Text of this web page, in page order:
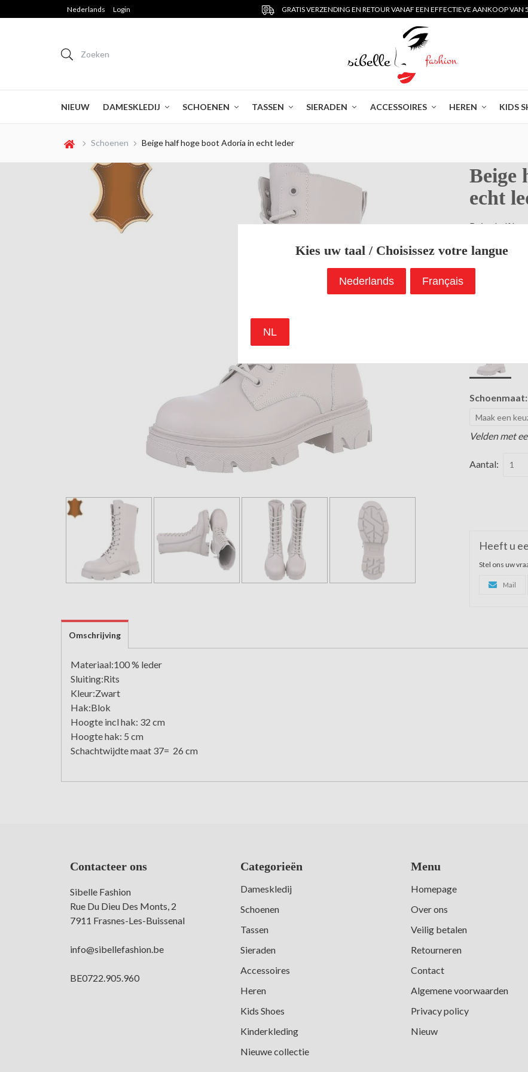
Nederlands Login GRATIS VERZENDING EN RETOUR VANAF EEN EFFECTIEVE AANKOOP VAN
Zoeken
NIEUW DAMESKLEDIJ SCHOENEN TASSEN SIERADEN ACCESSOIRES HEREN KIDS
Schoenen Beige half hoge boot Adoria in echt leder
Beige
echt
Beige half
€ 75,00
€ 60,00
Prijs per paar
Schoenmaat:
Velden met
Aantal:
Heeft u
Stel ons uw
Mail
Omschrijving
Materiaal:100 % leder
Sluiting:Rits
Kleur:Zwart
Hak:Blok
Hoogte incl hak: 32 cm
Hoogte hak: 5 cm
Schachtwijdte maat 37= 26 cm
Contacteer ons
Sibelle Fashion
Rue Du Dieu Des Monts, 2
7911 Frasnes-Les-Buissenal
info@sibellefashion.be
BE0722.905.960
Categorieën
Dameskledij
Schoenen
Tassen
Sieraden
Accessoires
Heren
Kids Shoes
Kinderkleding
Nieuwe collectie
Menu
Homepage
Over ons
Veilig betalen
Retourneren
Contact
Algemene voorwaarden
Privacy policy
Nieuw
Kies uw taal / Choisissez votre langue
Nederlands Français
NL